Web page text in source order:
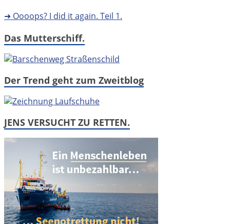
➜ Oooops? I did it again. Teil 1.
Das Mutterschiff.
Der Trend geht zum Zweitblog
JENS VERSUCHT ZU RETTEN.